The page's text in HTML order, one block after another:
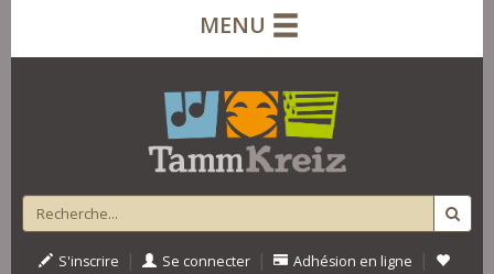
MENU
S'inscrire | Se connecter | Adhésion en ligne |